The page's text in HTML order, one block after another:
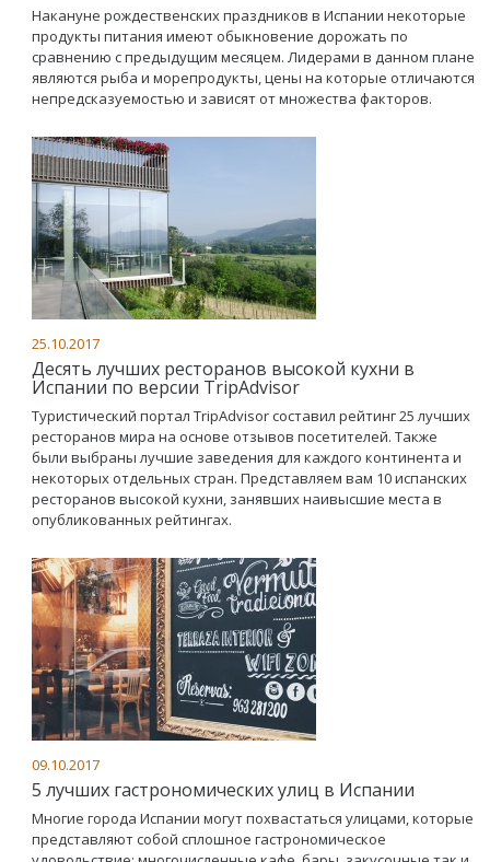
Накануне рождественских праздников в Испании некоторые
продукты питания имеют обыкновение дорожать по
сравнению с предыдущим месяцем. Лидерами в данном плане
являются рыба и морепродукты, цены на которые отличаются
непредсказуемостью и зависят от множества факторов.
25.10.2017
Десять лучших ресторанов высокой кухни в
Испании по версии TripAdvisor
Туристический портал TripAdvisor составил рейтинг 25 лучших
ресторанов мира на основе отзывов посетителей. Также
были выбраны лучшие заведения для каждого континента и
некоторых отдельных стран. Представляем вам 10 испанских
ресторанов высокой кухни, занявших наивысшие места в
опубликованных рейтингах.
09.10.2017
5 лучших гастрономических улиц в Испании
Многие города Испании могут похвастаться улицами, которые
представляют собой сплошное гастрономическое